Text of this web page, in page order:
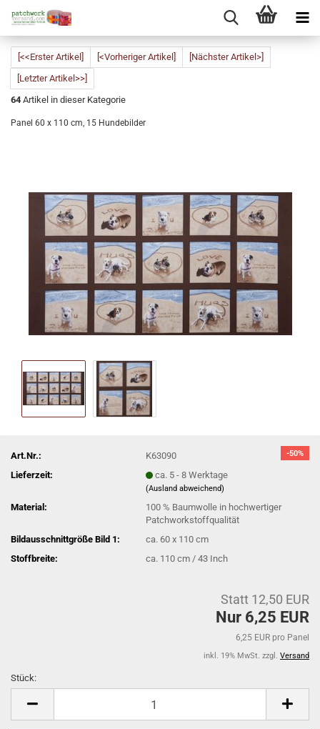
[<<Erster Artikel] [<Vorheriger Artikel]
[Nächster Artikel>]
[Letzter Artikel>>]
64 Artikel in dieser Kategorie
Panel 60 x 110 cm, 15 Hundebilder
-50%
Art.Nr.:
K63090
Lieferzeit:
ca. 5 - 8 Werktage
(Ausland abweichend)
Material:
100 % Baumwolle in hochwertiger
Patchworkstoffqualität
Bildausschnittgröße Bild 1:
ca. 60 x 110 cm
Stoffbreite:
ca. 110 cm / 43 Inch
Statt 12,50 EUR
Nur 6,25 EUR
6,25 EUR pro Panel
inkl. 19% MwSt. zzgl. Versand
Stück: